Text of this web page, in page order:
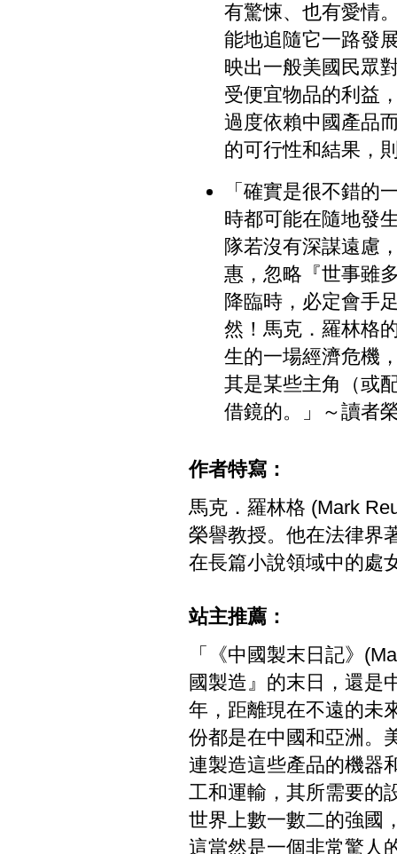
有驚悚、也有愛情
能地追隨它一路發
映出一般美國民眾
受便宜物品的利益
過度依賴中國產品
的可行性和結果，
「確實是很不錯的
時都可能在隨地發
隊若沒有深謀遠慮
惠，忽略『世事雖
降臨時，必定會手
然！馬克．羅林格
生的一場經濟危機
其是某些主角（或
借鏡的。」～讀者
作者特寫：
馬克．羅林格 (Mark
榮譽教授。他在法律界
在長篇小說領域中的處
站主推薦：
「《中國製末日記》
國製造』的末日，還是
年，距離現在不遠的未
份都是在中國和亞洲。
連製造這些產品的機器
工和運輸，其所需要的
世界上數一數二的強國
這當然是一個非常驚人